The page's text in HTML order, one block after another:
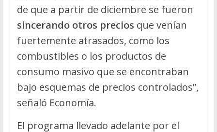
de que a partir de diciembre se fueron
sincerando otros precios que venían
fuertemente atrasados, como los
combustibles o los productos de
consumo masivo que se encontraban
bajo esquemas de precios controlados”,
señaló Economía.
El programa llevado adelante por el